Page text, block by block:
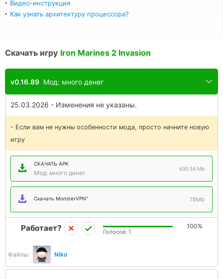
Видео-инструкция
Как узнать архитектуру процессора?
Скачать игру Iron Marines 2 Invasion
v0.16.89 Мод: много денег
25.03.2026 - Изменения не указаны.
- Если вам не нужны особенности мода, просто начните новую
игру
СКАЧАТЬ APK
Мод: много денег
630.54 Mb
Скачать MonsterVPN" 78Mb
Файлы: Niko
Работает? 100%
Голосов: 1